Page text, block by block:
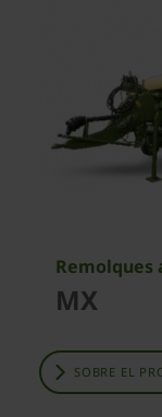
Remolques
MX
SOBRE EL